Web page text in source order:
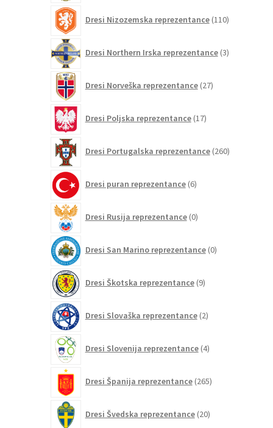
Dresi Nizozemska reprezentance 110izdelkov
Dresi Northern Irska reprezentance 3izdelki
Dresi Norveška reprezentance 27izdelkov
Dresi Poljska reprezentance 17izdelkov
Dresi Portugalska reprezentance 260izdelkov
Dresi puran reprezentance 6izdelkov
Dresi Rusija reprezentance 0izdelkov
Dresi San Marino reprezentance 0izdelkov
Dresi Škotska reprezentance 9izdelkov
Dresi Slovaška reprezentance 2izdelka
Dresi Slovenija reprezentance 4izdelki
Dresi Španija reprezentance 265izdelkov
Dresi Švedska reprezentance 20izdelkov